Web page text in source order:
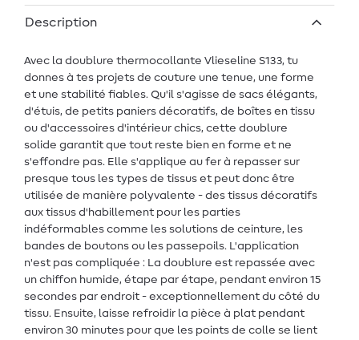
Description
Avec la doublure thermocollante Vlieseline S133, tu
donnes à tes projets de couture une tenue, une forme
et une stabilité fiables. Qu'il s'agisse de sacs élégants,
d'étuis, de petits paniers décoratifs, de boîtes en tissu
ou d'accessoires d'intérieur chics, cette doublure
solide garantit que tout reste bien en forme et ne
s'effondre pas. Elle s'applique au fer à repasser sur
presque tous les types de tissus et peut donc être
utilisée de manière polyvalente - des tissus décoratifs
aux tissus d'habillement pour les parties
indéformables comme les solutions de ceinture, les
bandes de boutons ou les passepoils. L'application
n'est pas compliquée : La doublure est repassée avec
un chiffon humide, étape par étape, pendant environ 15
secondes par endroit - exceptionnellement du côté du
tissu. Ensuite, laisse refroidir la pièce à plat pendant
environ 30 minutes pour que les points de colle se lient